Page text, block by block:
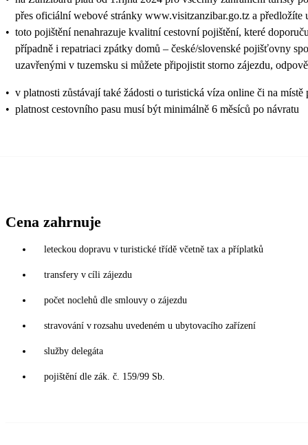
přes oficiální webové stránky www.visitzanzibar.go.tz a předložíte
• toto pojištění nenahrazuje kvalitní cestovní pojištění, které
případně i repatriaci zpátky domů – české/slovenské pojišťovny
uzavřenými v tuzemsku si můžete připojistit storno zájezdu,
• v platnosti zůstávají také žádosti o turistická víza online či na
• platnost cestovního pasu musí být minimálně 6 měsíců po návratu
Cena zahrnuje
leteckou dopravu v turistické třídě včetně tax a příplatků
transfery v cíli zájezdu
počet noclehů dle smlouvy o zájezdu
stravování v rozsahu uvedeném u ubytovacího zařízení
služby delegáta
pojištění dle zák. č. 159/99 Sb.